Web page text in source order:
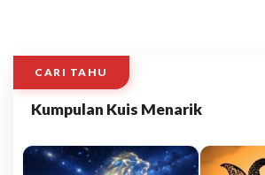
CARI TAHU
Kumpulan Kuis Menarik